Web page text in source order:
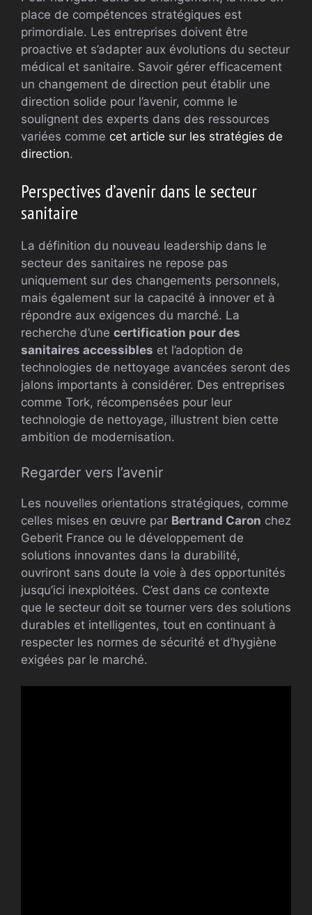
place de compétences stratégiques est
primordiale. Les entreprises doivent être
proactive et s’adapter aux évolutions du secteur
médical et sanitaire. Savoir gérer efficacement
un changement de direction peut établir une
direction solide pour l’avenir, comme le
soulignent des experts dans des ressources
variées comme cet article sur les stratégies de
direction.
Perspectives d’avenir dans le secteur
sanitaire
La définition du nouveau leadership dans le
secteur des sanitaires ne repose pas
uniquement sur des changements personnels,
mais également sur la capacité à innover et à
répondre aux exigences du marché. La
recherche d’une certification pour des
sanitaires accessibles et l’adoption de
technologies de nettoyage avancées seront des
jalons importants à considérer. Des entreprises
comme Tork, récompensées pour leur
technologie de nettoyage, illustrent bien cette
ambition de modernisation.
Regarder vers l’avenir
Les nouvelles orientations stratégiques, comme
celles mises en œuvre par Bertrand Caron chez
Geberit France ou le développement de
solutions innovantes dans la durabilité,
ouvriront sans doute la voie à des opportunités
jusqu’ici inexploitées. C’est dans ce contexte
que le secteur doit se tourner vers des solutions
durables et intelligentes, tout en continuant à
respecter les normes de sécurité et d’hygiène
exigées par le marché.